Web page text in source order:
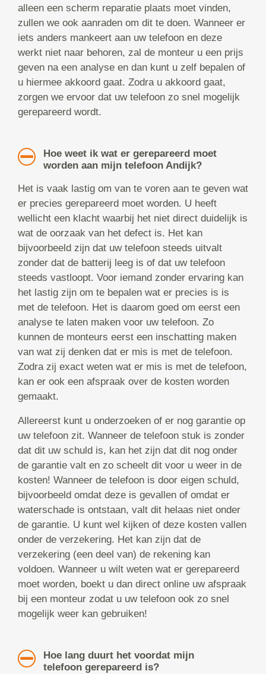
alleen een scherm reparatie plaats moet vinden,
zullen we ook aanraden om dit te doen. Wanneer er
iets anders mankeert aan uw telefoon en deze
werkt niet naar behoren, zal de monteur u een prijs
geven na een analyse en dan kunt u zelf bepalen of
u hiermee akkoord gaat. Zodra u akkoord gaat,
zorgen we ervoor dat uw telefoon zo snel mogelijk
gerepareerd wordt.
Hoe weet ik wat er gerepareerd moet
worden aan mijn telefoon Andijk?
Het is vaak lastig om van te voren aan te geven wat
er precies gerepareerd moet worden. U heeft
wellicht een klacht waarbij het niet direct duidelijk is
wat de oorzaak van het defect is. Het kan
bijvoorbeeld zijn dat uw telefoon steeds uitvalt
zonder dat de batterij leeg is of dat uw telefoon
steeds vastloopt. Voor iemand zonder ervaring kan
het lastig zijn om te bepalen wat er precies is is
met de telefoon. Het is daarom goed om eerst een
analyse te laten maken voor uw telefoon. Zo
kunnen de monteurs eerst een inschatting maken
van wat zij denken dat er mis is met de telefoon.
Zodra zij exact weten wat er mis is met de telefoon,
kan er ook een afspraak over de kosten worden
gemaakt.
Allereerst kunt u onderzoeken of er nog garantie op
uw telefoon zit. Wanneer de telefoon stuk is zonder
dat dit uw schuld is, kan het zijn dat dit nog onder
de garantie valt en zo scheelt dit voor u weer in de
kosten! Wanneer de telefoon is door eigen schuld,
bijvoorbeeld omdat deze is gevallen of omdat er
waterschade is ontstaan, valt dit helaas niet onder
de garantie. U kunt wel kijken of deze kosten vallen
onder de verzekering. Het kan zijn dat de
verzekering (een deel van) de rekening kan
voldoen. Wanneer u wilt weten wat er gerepareerd
moet worden, boekt u dan direct online uw afspraak
bij een monteur zodat u uw telefoon ook zo snel
mogelijk weer kan gebruiken!
Hoe lang duurt het voordat mijn
telefoon gerepareerd is?